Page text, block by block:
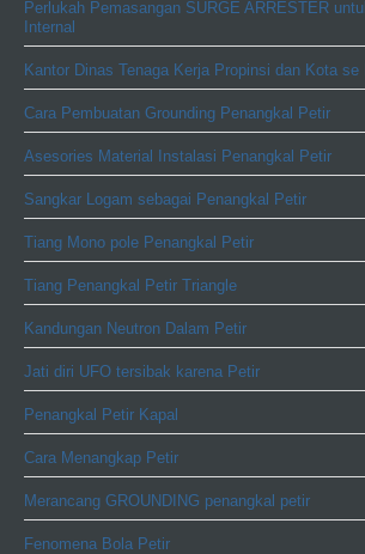
Perlukah Pemasangan SURGE ARRESTER
Internal
Kantor Dinas Tenaga Kerja Propinsi dan Kota se
Cara Pembuatan Grounding Penangkal Petir
Asesories Material Instalasi Penangkal Petir
Sangkar Logam sebagai Penangkal Petir
Tiang Mono pole Penangkal Petir
Tiang Penangkal Petir Triangle
Kandungan Neutron Dalam Petir
Jati diri UFO tersibak karena Petir
Penangkal Petir Kapal
Cara Menangkap Petir
Merancang GROUNDING penangkal petir
Fenomena Bola Petir